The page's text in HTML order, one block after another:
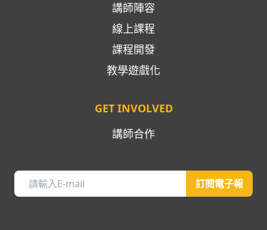
講師陣容
線上課程
課程開發
教學遊戲化
GET INVOLVED
講師合作
訂閱電子報